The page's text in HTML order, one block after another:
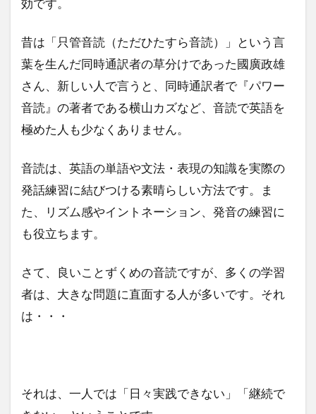
効です。
昔は「只管音読（ただひたすら音読）」という言
葉を生んだ同時通訳者の草分けであった國廣政雄
さん、新しい人で言うと、同時通訳者で『パワー
音読』の著者である横山カズなど、音読で英語を
極めた人も少なくありません。
音読は、英語の単語や文法・表現の知識を実際の
発話練習に結びつける素晴らしい方法です。ま
た、リズム感やイントネーション、発音の練習に
も役立ちます。
さて、良いことずくめの音読ですが、多くの学習
者は、大きな問題に直面する人が多いです。それ
は・・・
それは、一人では「日々実践できない」「継続で